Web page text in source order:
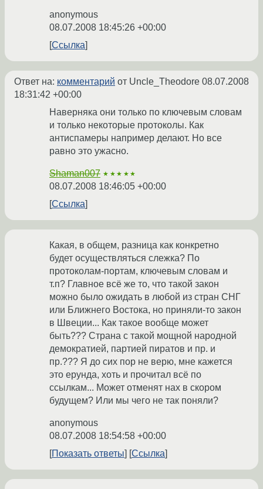
anonymous
08.07.2008 18:45:26 +00:00
Ссылка
Ответ на: комментарий от Uncle_Theodore 08.07.2008
18:31:42 +00:00
Наверняка они только по ключевым словам
и только некоторые протоколы. Как
антиспамеры например делают. Но все
равно это ужасно.
Shaman007 ★★★★★
08.07.2008 18:46:05 +00:00
Ссылка
Какая, в общем, разница как конкретно
будет осуществляться слежка? По
протоколам-портам, ключевым словам и
т.п? Главное всё же то, что такой закон
можно было ожидать в любой из стран СНГ
или Ближнего Востока, но приняли-то закон
в Швеции... Как такое вообще может
быть??? Страна с такой мощной народной
демократией, партией пиратов и пр. и
пр.??? Я до сих пор не верю, мне кажется
это ерунда, хоть и прочитал всё по
ссылкам... Может отменят нах в скором
будущем? Или мы чего не так поняли?
anonymous
08.07.2008 18:54:58 +00:00
Показать ответы
Ссылка